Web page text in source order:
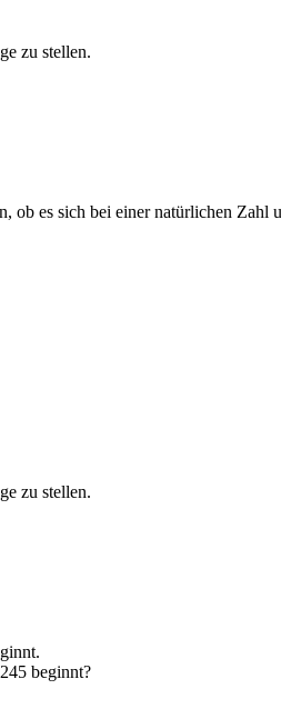
zu stellen.
ob es sich bei einer natürlichen Zahl
zu stellen.
beginnt?